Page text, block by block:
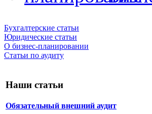
Бухгалтерские статьи
Юридические статьи
О бизнес-планировании
Статьи по аудиту
Наши статьи
Обязательный внешний аудит